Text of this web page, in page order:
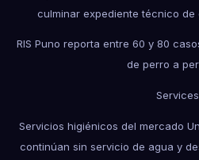
culminar expediente técnico
RIS Puno reporta entre 60 y 80
de perro a
Services
Servicios higiénicos del mercado
continúan sin servicio de agua y